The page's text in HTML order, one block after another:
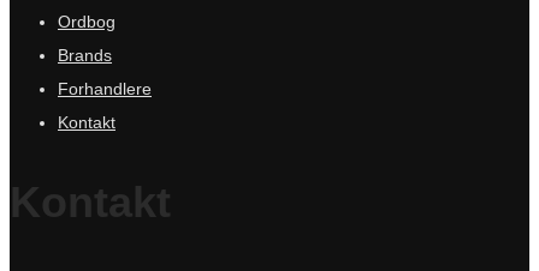
Ordbog
Brands
Forhandlere
Kontakt
Kontakt